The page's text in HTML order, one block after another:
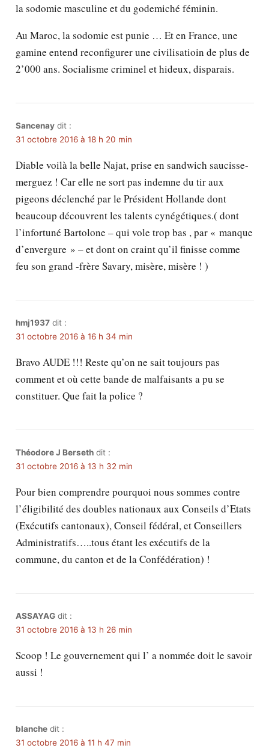
la sodomie masculine et du godemiché féminin.
Au Maroc, la sodomie est punie … Et en France, une
gamine entend reconfigurer une civilisatioin de plus de
2’000 ans. Socialisme criminel et hideux, disparais.
Sancenay dit :
31 octobre 2016 à 18 h 20 min
Diable voilà la belle Najat, prise en sandwich saucisse-
merguez ! Car elle ne sort pas indemne du tir aux
pigeons déclenché par le Président Hollande dont
beaucoup découvrent les talents cynégétiques.( dont
l’infortuné Bartolone – qui vole trop bas , par « manque
d’envergure » – et dont on craint qu’il finisse comme
feu son grand -frère Savary, misère, misère ! )
hmj1937 dit :
31 octobre 2016 à 16 h 34 min
Bravo AUDE !!! Reste qu’on ne sait toujours pas
comment et où cette bande de malfaisants a pu se
constituer. Que fait la police ?
Théodore J Berseth dit :
31 octobre 2016 à 13 h 32 min
Pour bien comprendre pourquoi nous sommes contre
l’éligibilité des doubles nationaux aux Conseils d’Etats
(Exécutifs cantonaux), Conseil fédéral, et Conseillers
Administratifs…..tous étant les exécutifs de la
commune, du canton et de la Confédération) !
ASSAYAG dit :
31 octobre 2016 à 13 h 26 min
Scoop ! Le gouvernement qui l’ a nommée doit le savoir
aussi !
blanche dit :
31 octobre 2016 à 11 h 47 min